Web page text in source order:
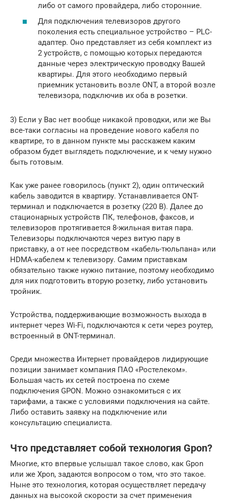
либо от самого провайдера, либо сторонние.
Для подключения телевизоров другого
поколения есть специальное устройство – PLC-
адаптер. Оно представляет из себя комплект из
2 устройств, с помощью которых передаются
данные через электрическую проводку Вашей
квартиры. Для этого необходимо первый
приемник установить возле ONT, а второй возле
телевизора, подключив их оба в розетки.
3) Если у Вас нет вообще никакой проводки, или же Вы
все-таки согласны на проведение нового кабеля по
квартире, то в данном пункте мы расскажем каким
образом будет выглядеть подключение, и к чему нужно
быть готовым.
Как уже ранее говорилось (пункт 2), один оптический
кабель заводится в квартиру. Устанавливается ONT-
терминал и подключается в розетку (220 В). Далее до
стационарных устройств ПК, телефонов, факсов, и
телевизоров протягивается 8-жильная витая пара.
Телевизоры подключаются через витую пару в
приставку, а от нее посредством «кабель-тюльпана» или
HDMA-кабелем к телевизору. Самим приставкам
обязательно также нужно питание, поэтому необходимо
для них подготовить вторую розетку, либо установить
тройник.
Устройства, поддерживающие возможность выхода в
интернет через Wi-Fi, подключаются к сети через роутер,
встроенный в ONT-терминал.
Среди множества Интернет провайдеров лидирующие
позиции занимает компания ПАО «Ростелеком».
Большая часть их сетей построена по схеме
подключения GPON. Можно ознакомиться с их
тарифами, а также с условиями подключения на сайте.
Либо оставить заявку на подключение или
консультацию специалиста.
Что представляет собой технология Gpon?
Многие, кто впервые услышал такое слово, как Gpon
или же Хpon, задаются вопросом о том, что это такое.
Ныне это технология, которая осуществляет передачу
данных на высокой скорости за счет применения